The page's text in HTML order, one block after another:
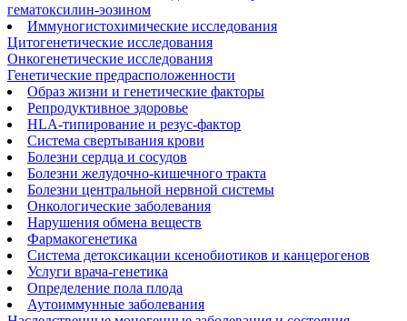
гематоксилин-эозином
Иммуногистохимические исследования
Цитогенетические исследования
Онкогенетические исследования
Генетические предрасположенности
Образ жизни и генетические факторы
Репродуктивное здоровье
HLA-типирование и резус-фактор
Система свертывания крови
Болезни сердца и сосудов
Болезни желудочно-кишечного тракта
Болезни центральной нервной системы
Онкологические заболевания
Нарушения обмена веществ
Фармакогенетика
Система детоксикации ксенобиотиков и канцерогенов
Услуги врача-генетика
Определение пола плода
Аутоиммунные заболевания